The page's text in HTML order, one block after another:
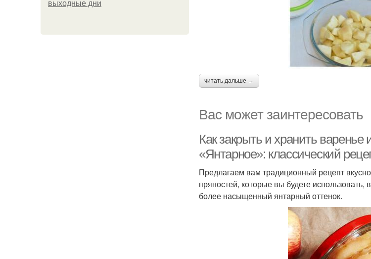
выходные дни
читать дальше →
Вас может заинтересовать
Как закрыть и хранить
«Янтарное»: классический
Предлагаем вам традиционный рецепт
пряностей, которые вы будете
более насыщенный янтарный оттенок.